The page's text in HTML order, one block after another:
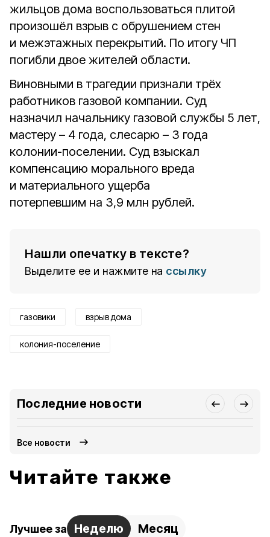
жильцов дома воспользоваться плитой
произошёл взрыв с обрушением стен
и межэтажных перекрытий. По итогу ЧП
погибли двое жителей области.
Виновными в трагедии признали трёх
работников газовой компании. Суд
назначил начальнику газовой службы 5 лет,
мастеру – 4 года, слесарю – 3 года
колонии-поселении. Суд взыскал
компенсацию морального вреда
и материального ущерба
потерпевшим на 3,9 млн рублей.
Нашли опечатку в тексте?
Выделите ее и нажмите на ссылку
газовики взрыв дома
колония-поселение
Последние новости
Все новости
Читайте также
Лучшее за Неделю Месяц